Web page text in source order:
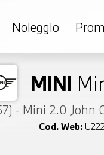
Noleggio
MINI
- Mini 2.0 John
Cod. Web: